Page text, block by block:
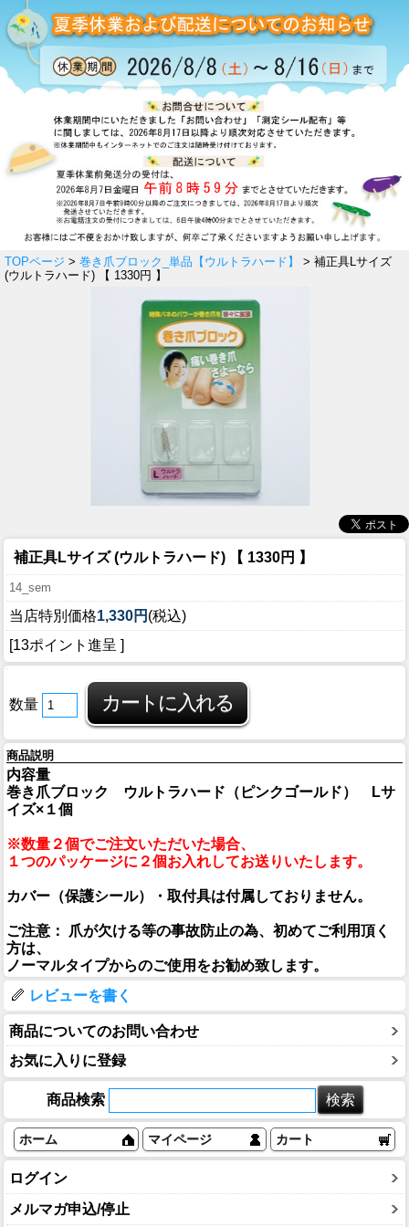
TOPページ > 巻き爪ブロック_単品【ウルトラハード】
> 補正具Lサイズ
(ウルトラハード) 【 1330円 】
補正具Lサイズ (ウルトラハード) 【 1330円 】
14_sem
当店特別価格1,330円 (税込)
[13ポイント進呈 ]
数量
商品説明
内容量
巻き爪ブロック ウルトラハード（ピンクゴールド） Lサ
イズ×１個
※数量２個でご注文いただいた場合、
１つのパッケージに２個お入れしてお送りいたします。
カバー（保護シール）・取付具は付属しておりません。
ご注意： 爪が欠ける等の事故防止の為、初めてご利用頂く
方は、
ノーマルタイプからのご使用をお勧め致します。
レビューを書く
商品についてのお問い合わせ
お気に入りに登録
商品検索
ホーム マイページ カート
ログイン
メルマガ申込/停止